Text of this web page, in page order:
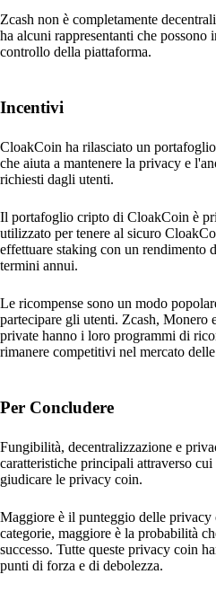
Zcash non è completamente
ha alcuni rappresentanti che possono
controllo della piattaforma.
Incentivi
CloakCoin ha rilasciato un
che aiuta a mantenere la privacy e
richiesti dagli utenti.
Il portafoglio cripto di CloakCoin è
utilizzato per tenere al sicuro
effettuare staking con un rendimento
termini annui.
Le ricompense sono un modo
partecipare gli utenti. Zcash, Monero
private hanno i loro programmi di
rimanere competitivi nel mercato
Per Concludere
Fungibilità, decentralizzazione e
caratteristiche principali attraverso cui
giudicare le privacy coin.
Maggiore è il punteggio delle privacy
categorie, maggiore è la probabilità
successo. Tutte queste privacy coin
punti di forza e di debolezza.